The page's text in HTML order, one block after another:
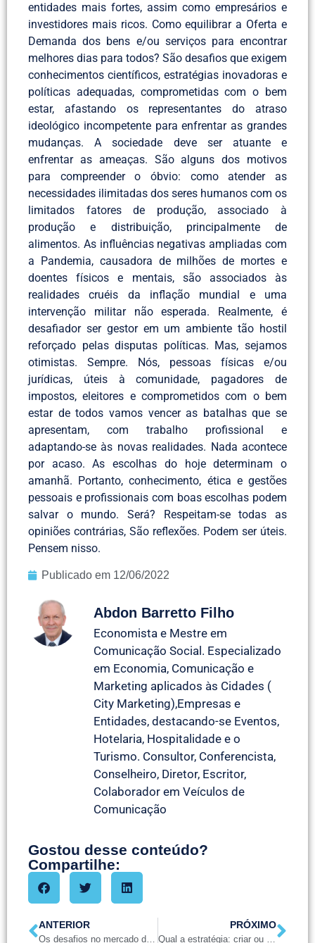
entidades mais fortes, assim como empresários e
investidores mais ricos. Como equilibrar a Oferta e
Demanda dos bens e/ou serviços para encontrar
melhores dias para todos? São desafios que exigem
conhecimentos científicos, estratégias inovadoras e
políticas adequadas, comprometidas com o bem
estar, afastando os representantes do atraso
ideológico incompetente para enfrentar as grandes
mudanças. A sociedade deve ser atuante e
enfrentar as ameaças. São alguns dos motivos
para compreender o óbvio: como atender as
necessidades ilimitadas dos seres humanos com os
limitados fatores de produção, associado à
produção e distribuição, principalmente de
alimentos. As influências negativas ampliadas com
a Pandemia, causadora de milhões de mortes e
doentes físicos e mentais, são associados às
realidades cruéis da inflação mundial e uma
intervenção militar não esperada. Realmente, é
desafiador ser gestor em um ambiente tão hostil
reforçado pelas disputas políticas. Mas, sejamos
otimistas. Sempre. Nós, pessoas físicas e/ou
jurídicas, úteis à comunidade, pagadores de
impostos, eleitores e comprometidos com o bem
estar de todos vamos vencer as batalhas que se
apresentam, com trabalho profissional e
adaptando-se às novas realidades. Nada acontece
por acaso. As escolhas do hoje determinam o
amanhã. Portanto, conhecimento, ética e gestões
pessoais e profissionais com boas escolhas podem
salvar o mundo. Será? Respeitam-se todas as
opiniões contrárias, São reflexões. Podem ser úteis.
Pensem nisso.
Publicado em 12/06/2022
Abdon Barretto Filho
Economista e Mestre em
Comunicação Social. Especializado
em Economia, Comunicação e
Marketing aplicados às Cidades (
City Marketing),Empresas e
Entidades, destacando-se Eventos,
Hotelaria, Hospitalidade e o
Turismo. Consultor, Conferencista,
Conselheiro, Diretor, Escritor,
Colaborador em Veículos de
Comunicação
Gostou desse conteúdo?
Compartilhe:
ANTERIOR PRÓXIMO